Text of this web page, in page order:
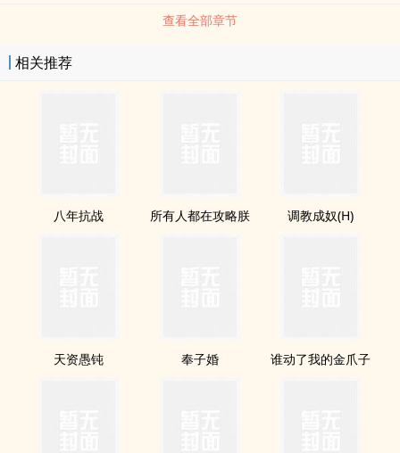
查看全部章节
相关推荐
八年抗战 所有人都在攻略朕 调教成奴(H)
天资愚钝 奉子婚 谁动了我的金爪子